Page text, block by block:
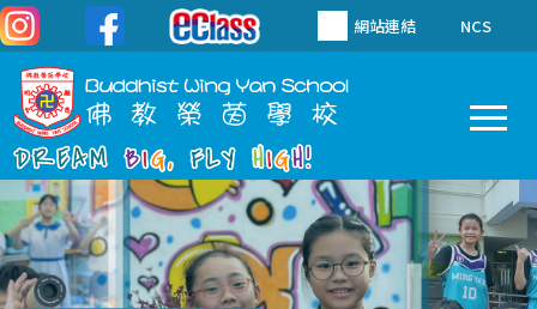
移至主內容 網站連結 NCS
Main
navigation